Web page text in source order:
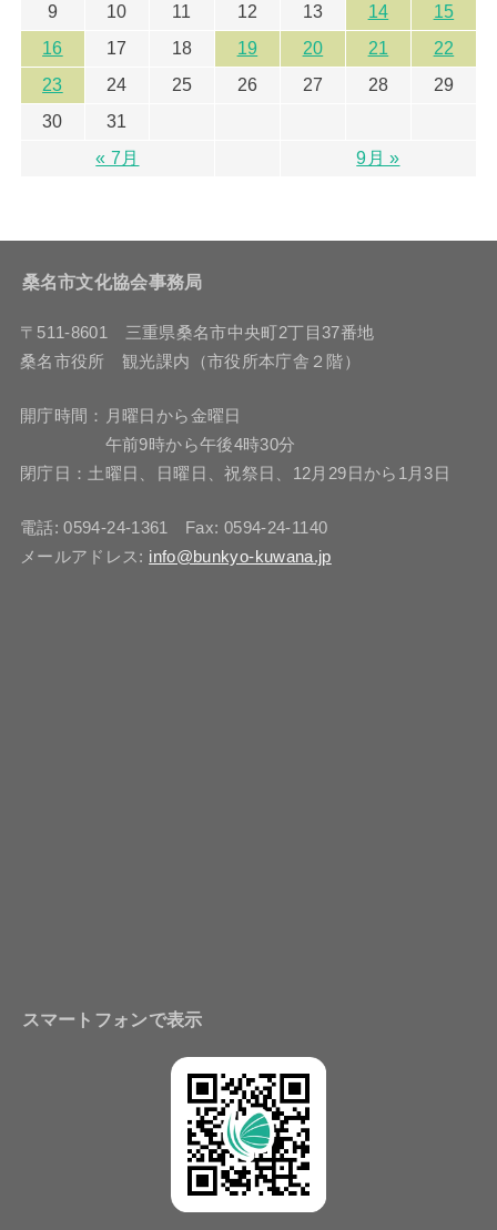
9
10 11 12 13 14
15
16
17 18 19 20 21
22
23
24 25 26 27 28
29
30
31
« 7月
9月 »
桑名市文化協会事務局
〒511-8601 三重県桑名市中央町2丁目37番地
桑名市役所 観光課内（市役所本庁舎２階）
開庁時間：月曜日から金曜日
午前9時から午後4時30分
閉庁日：土曜日、日曜日、祝祭日、12月29日から1月3日
電話: 0594-24-1361 Fax: 0594-24-1140
メールアドレス: info@bunkyo-kuwana.jp
スマートフォンで表示